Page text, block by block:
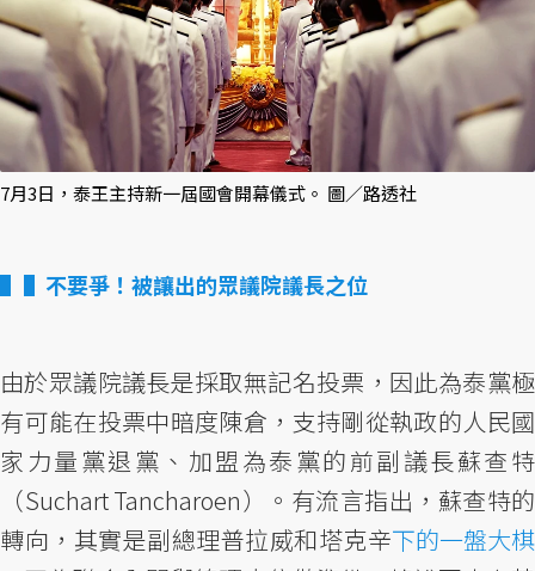
7月3日，泰王主持新一屆國會開幕儀式。 圖／路透社
▌不要爭！被讓出的眾議院議長之位
由於眾議院議長是採取無記名投票，因此為泰黨極
有可能在投票中暗度陳倉，支持剛從執政的人民國
家力量黨退黨、加盟為泰黨的前副議長蘇查特
（Suchart Tancharoen）。有流言指出，蘇查特的
轉向，其實是副總理普拉威和塔克辛下的一盤大棋